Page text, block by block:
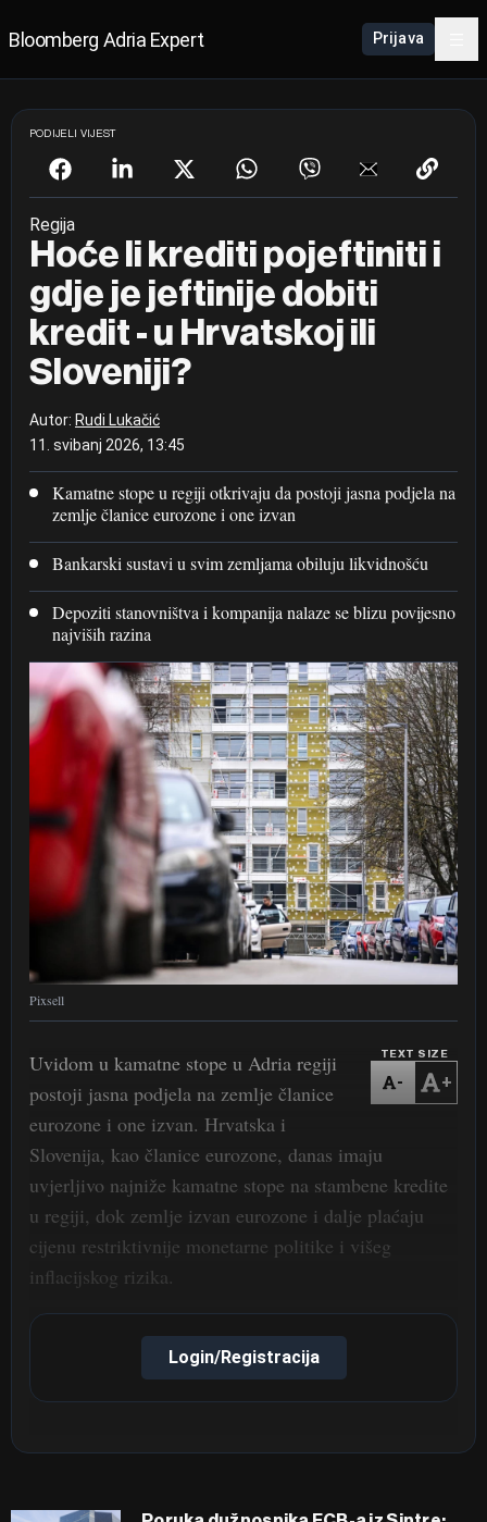
Bloomberg Adria Expert Prijava
PODIJELI VIJEST
Regija
Hoće li krediti pojeftiniti i
gdje je jeftinije dobiti
kredit - u Hrvatskoj ili
Sloveniji?
Autor: Rudi Lukačić
11. svibanj 2026, 13:45
Kamatne stope u regiji otkrivaju da postoji jasna podjela na
zemlje članice eurozone i one izvan
Bankarski sustavi u svim zemljama obiluju likvidnošću
Depoziti stanovništva i kompanija nalaze se blizu povijesno
najviših razina
Pixsell
TEXT SIZE
- +
Uvidom u kamatne stope u Adria regiji
postoji jasna podjela na zemlje članice
eurozone i one izvan. Hrvatska i
Slovenija, kao članice eurozone, danas imaju
uvjerljivo najniže kamatne stope na stambene kredite
u regiji, dok zemlje izvan eurozone i dalje plaćaju
cijenu restriktivnije monetarne politike i višeg
inflacijskog rizika.
Login/Registracija